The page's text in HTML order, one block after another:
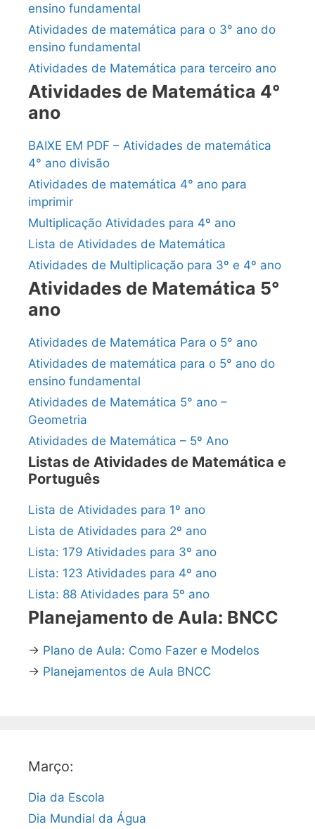
ensino fundamental
Atividades de matemática para o 3° ano do
ensino fundamental
Atividades de Matemática para terceiro ano
Atividades de Matemática 4°
ano
BAIXE EM PDF – Atividades de matemática
4° ano divisão
Atividades de matemática 4° ano para
imprimir
Multiplicação Atividades para 4º ano
Lista de Atividades de Matemática
Atividades de Multiplicação para 3º e 4º ano
Atividades de Matemática 5°
ano
Atividades de Matemática Para o 5° ano
Atividades de matemática para o 5° ano do
ensino fundamental
Atividades de Matemática 5° ano –
Geometria
Atividades de Matemática – 5º Ano
Listas de Atividades de Matemática e
Português
Lista de Atividades para 1º ano
Lista de Atividades para 2º ano
Lista: 179 Atividades para 3º ano
Lista: 123 Atividades para 4º ano
Lista: 88 Atividades para 5º ano
Planejamento de Aula: BNCC
→ Plano de Aula: Como Fazer e Modelos
→ Planejamentos de Aula BNCC
Março:
Dia da Escola
Dia Mundial da Água